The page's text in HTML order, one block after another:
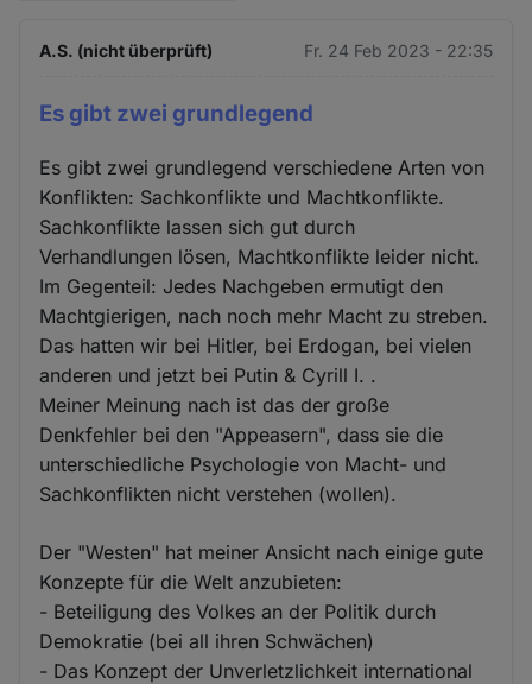
A.S. (nicht überprüft) Fr. 24 Feb 2023 - 22:35
Es gibt zwei grundlegend
Es gibt zwei grundlegend verschiedene Arten von
Konflikten: Sachkonflikte und Machtkonflikte.
Sachkonflikte lassen sich gut durch
Verhandlungen lösen, Machtkonflikte leider nicht.
Im Gegenteil: Jedes Nachgeben ermutigt den
Machtgierigen, nach noch mehr Macht zu streben.
Das hatten wir bei Hitler, bei Erdogan, bei vielen
anderen und jetzt bei Putin & Cyrill I. .
Meiner Meinung nach ist das der große
Denkfehler bei den "Appeasern", dass sie die
unterschiedliche Psychologie von Macht- und
Sachkonflikten nicht verstehen (wollen).
Der "Westen" hat meiner Ansicht nach einige gute
Konzepte für die Welt anzubieten:
- Beteiligung des Volkes an der Politik durch
Demokratie (bei all ihren Schwächen)
- Das Konzept der Unverletzlichkeit international